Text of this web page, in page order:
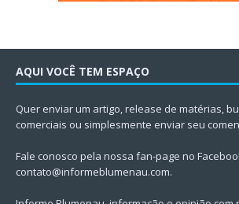
AQUI VOCÊ TEM ESPAÇO
Quer enviar um artigo, release de matérias,
comerciais ou simplesmente enviar seu
Fale conosco pela nossa fan-page no
contato@informeblumenau.com.